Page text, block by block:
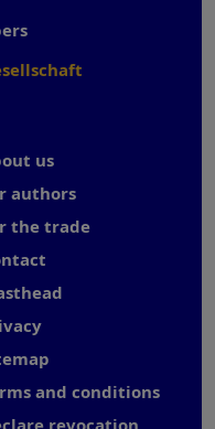
us
authors
the trade
and conditions